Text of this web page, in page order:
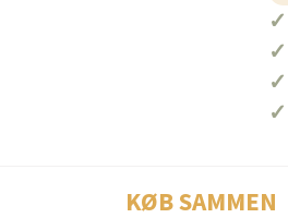
✓
✓
✓
✓
KØB SAMMEN